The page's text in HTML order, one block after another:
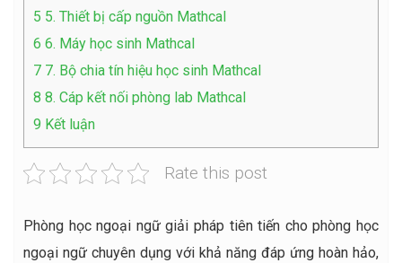
5 5. Thiết bị cấp nguồn Mathcal
6 6. Máy học sinh Mathcal
7 7. Bộ chia tín hiệu học sinh Mathcal
8 8. Cáp kết nối phòng lab Mathcal
9 Kết luận
Rate this post
Phòng học ngoại ngữ giải pháp tiên tiến cho phòng học
ngoại ngữ chuyên dụng với khả năng đáp ứng hoàn hảo,